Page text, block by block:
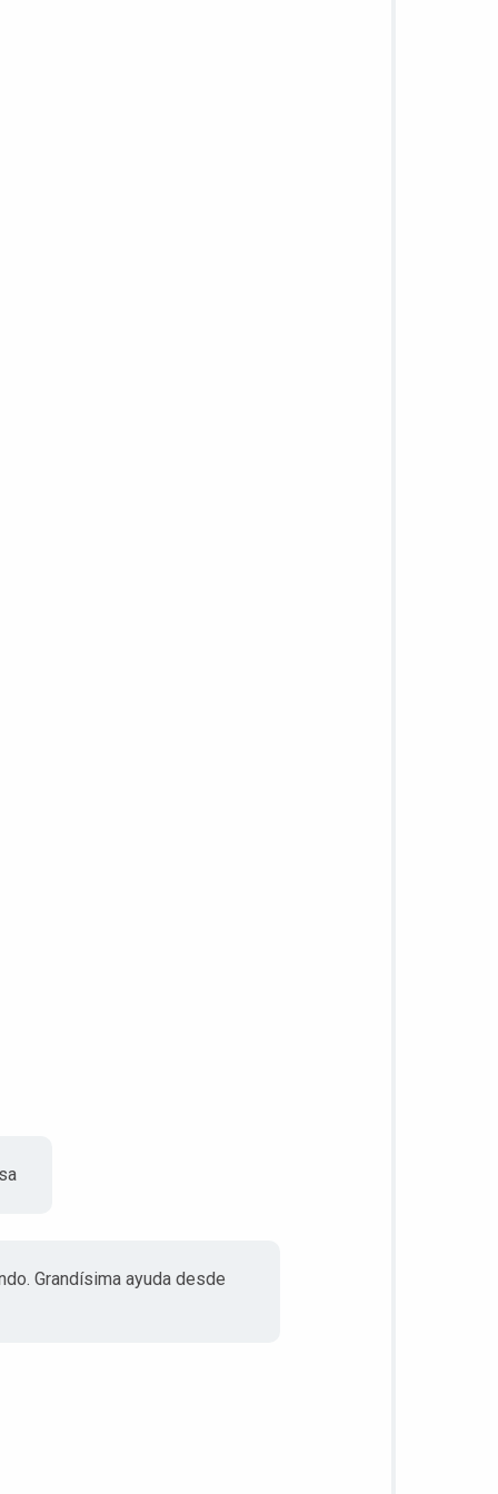
Grandísima ayuda desde